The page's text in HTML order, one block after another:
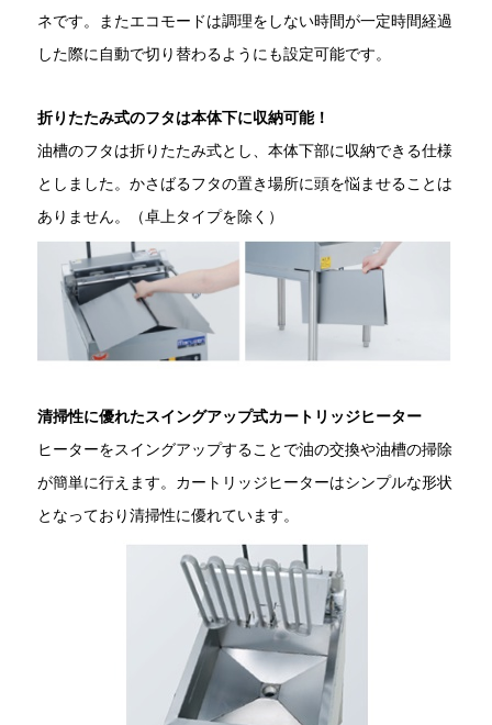
ネです。またエコモードは調理をしない時間が一定時間経過
した際に自動で切り替わるようにも設定可能です。
折りたたみ式のフタは本体下に収納可能！
油槽のフタは折りたたみ式とし、本体下部に収納できる仕様
としました。かさばるフタの置き場所に頭を悩ませることは
ありません。（卓上タイプを除く）
清掃性に優れたスイングアップ式カートリッジヒーター
ヒーターをスイングアップすることで油の交換や油槽の掃除
が簡単に行えます。カートリッジヒーターはシンプルな形状
となっており清掃性に優れています。